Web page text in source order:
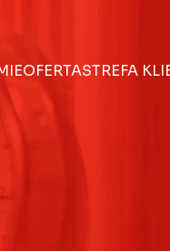
OFERTASTREFA